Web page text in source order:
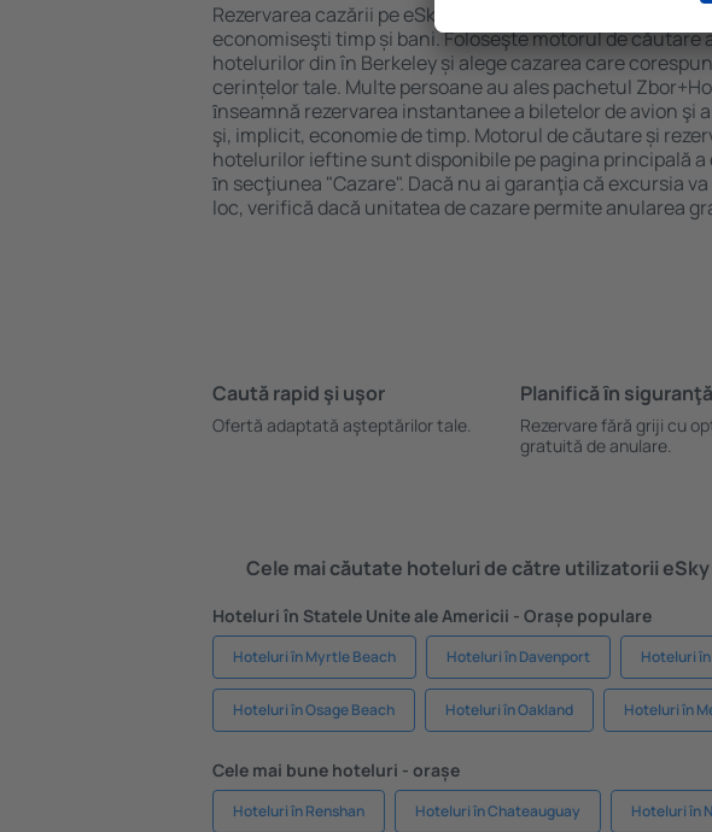
Rezervarea cazării pe eSky.ro este o soluție care te va
economiseşti timp și bani. Foloseşte motorul de căutare
hotelurilor din în Berkeley și alege cazarea care
cerințelor tale. Multe persoane au ales pachetul
ȋnseamnă rezervarea instantanee a biletelor de avion şi
şi, implicit, economie de timp. Motorul de căutare și
hotelurilor ieftine sunt disponibile pe pagina principală a
ȋn secţiunea "Cazare". Dacă nu ai garanţia că excursia va
loc, verifică dacă unitatea de cazare permite anularea
Caută rapid şi uşor
Ofertă adaptată aşteptărilor tale.
Planifică ȋn siguranţă
Rezervare fără griji cu
gratuită de anulare.
Cele mai căutate hoteluri de către utilizatorii eSky
Hoteluri în Statele Unite ale Americii - Orașe populare
Hoteluri în Myrtle Beach Hoteluri în Davenport Hoteluri
Hoteluri în Osage Beach Hoteluri în Oakland Hoteluri în
Cele mai bune hoteluri - orașe
Hoteluri în Renshan Hoteluri în Chateauguay Hoteluri în